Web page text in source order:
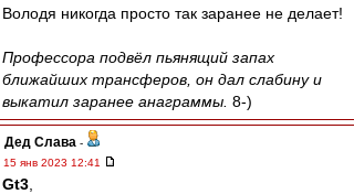
Володя никогда просто так заранее не делает!
Профессора подвёл пьянящий запах
ближайших трансферов, он дал слабину и
выкатил заранее анаграммы. 8-)
Дед Слава -
15 янв 2023 12:41
Gt3